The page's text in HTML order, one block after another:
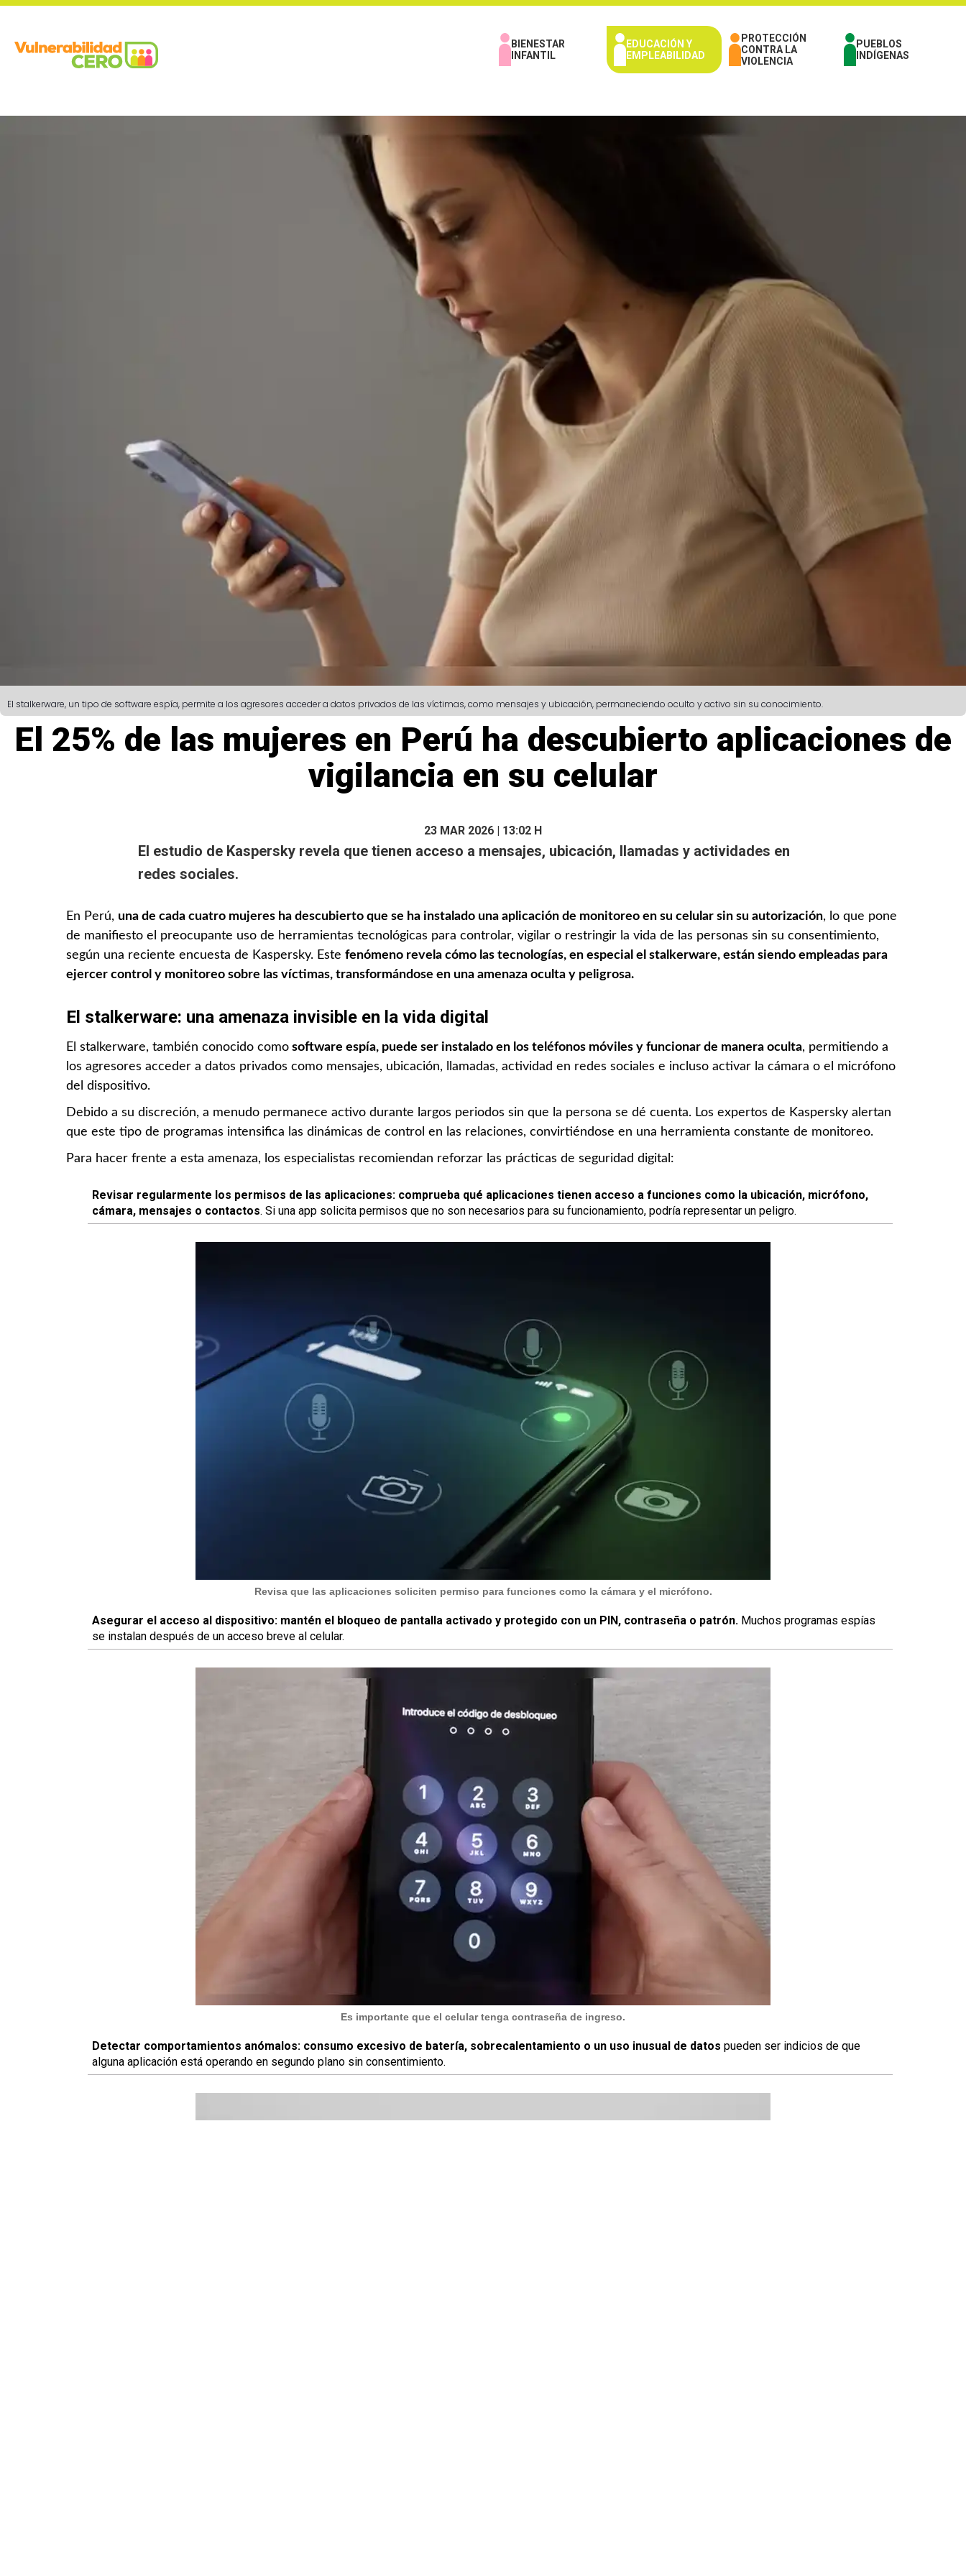
BIENESTAR
INFANTIL
EDUCACIÓN Y
EMPLEABILIDAD
PROTECCIÓN
CONTRA LA
VIOLENCIA
PUEBLOS
INDÍGENAS
El stalkerware, un tipo de software espía, permite a los agresores acceder a datos privados de las víctimas, como mensajes y ubicación, permaneciendo oculto y activo sin su conocimiento.
El 25% de las mujeres en Perú ha descubierto aplicaciones de
vigilancia en su celular
23 MAR 2026 | 13:02 H
El estudio de Kaspersky revela que tienen acceso a mensajes, ubicación, llamadas y actividades en
redes sociales.
En Perú, una de cada cuatro mujeres ha descubierto que se ha instalado una aplicación de monitoreo en su celular sin su autorización, lo que pone
de manifiesto el preocupante uso de herramientas tecnológicas para controlar, vigilar o restringir la vida de las personas sin su consentimiento,
según una reciente encuesta de Kaspersky. Este fenómeno revela cómo las tecnologías, en especial el stalkerware, están siendo empleadas para
ejercer control y monitoreo sobre las víctimas, transformándose en una amenaza oculta y peligrosa.
El stalkerware: una amenaza invisible en la vida digital
El stalkerware, también conocido como software espía, puede ser instalado en los teléfonos móviles y funcionar de manera oculta, permitiendo a
los agresores acceder a datos privados como mensajes, ubicación, llamadas, actividad en redes sociales e incluso activar la cámara o el micrófono
del dispositivo.
Debido a su discreción, a menudo permanece activo durante largos periodos sin que la persona se dé cuenta. Los expertos de Kaspersky alertan
que este tipo de programas intensifica las dinámicas de control en las relaciones, convirtiéndose en una herramienta constante de monitoreo.
Para hacer frente a esta amenaza, los especialistas recomiendan reforzar las prácticas de seguridad digital:
Revisar regularmente los permisos de las aplicaciones: comprueba qué aplicaciones tienen acceso a funciones como la ubicación, micrófono,
cámara, mensajes o contactos. Si una app solicita permisos que no son necesarios para su funcionamiento, podría representar un peligro.
Revisa que las aplicaciones soliciten permiso para funciones como la cámara y el micrófono.
Asegurar el acceso al dispositivo: mantén el bloqueo de pantalla activado y protegido con un PIN, contraseña o patrón. Muchos programas espías
se instalan después de un acceso breve al celular.
Es importante que el celular tenga contraseña de ingreso.
Detectar comportamientos anómalos: consumo excesivo de batería, sobrecalentamiento o un uso inusual de datos pueden ser indicios de que
alguna aplicación está operando en segundo plano sin consentimiento.